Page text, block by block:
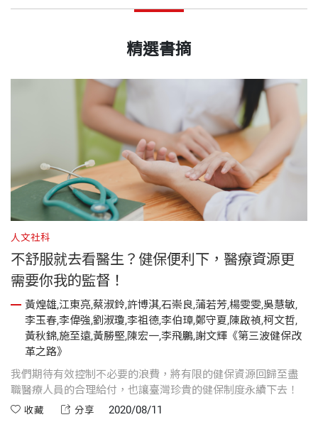
精選書摘
人文社科
不舒服就去看醫生？健保便利下，醫療資源更
需要你我的監督！
黃煌雄,江東亮,蔡淑鈴,許博淇,石崇良,蒲若芳,楊雯雯,吳慧敏,
李玉春,李偉強,劉淑瓊,李祖德,李伯璋,鄭守夏,陳啟禎,柯文哲,
黃秋錦,施至遠,黃勝堅,陳宏一,李飛鵬,謝文輝《第三波健保改
革之路》
我們期待有效控制不必要的浪費，將有限的健保資源回歸至盡
職醫療人員的合理給付，也讓臺灣珍貴的健保制度永續下去！
收藏 分享 2020/08/11